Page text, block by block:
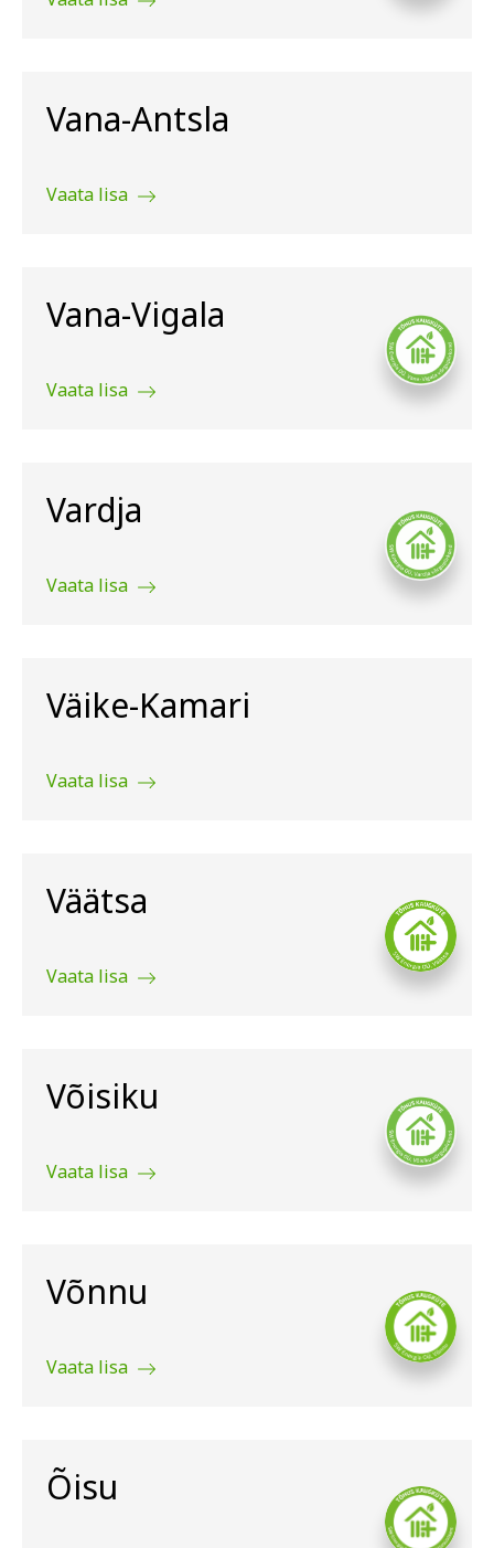
Vana-Antsla
Vaata lisa
Vana-Vigala
Vaata lisa
Vardja
Vaata lisa
Väike-Kamari
Vaata lisa
Väätsa
Vaata lisa
Võisiku
Vaata lisa
Võnnu
Vaata lisa
Õisu